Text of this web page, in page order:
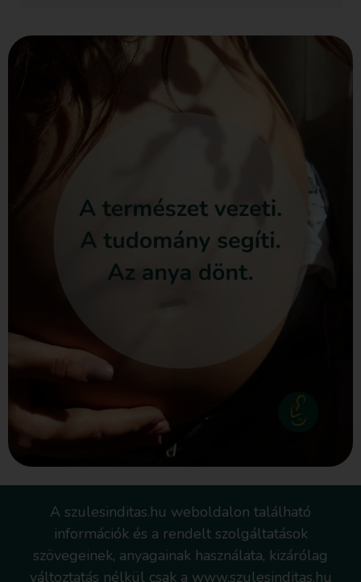
A szulesinditas.hu weboldalon található
információk és a rendelt szolgáltatások
szövegeinek, anyagainak használata, kizárólag
változtatás nélkül csak a www.szulesinditas.hu